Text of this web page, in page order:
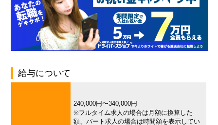
給与について
240,000円〜340,000円
※フルタイム求人の場合は月額に換算した
額、パート求人の場合は時間額を表示してい